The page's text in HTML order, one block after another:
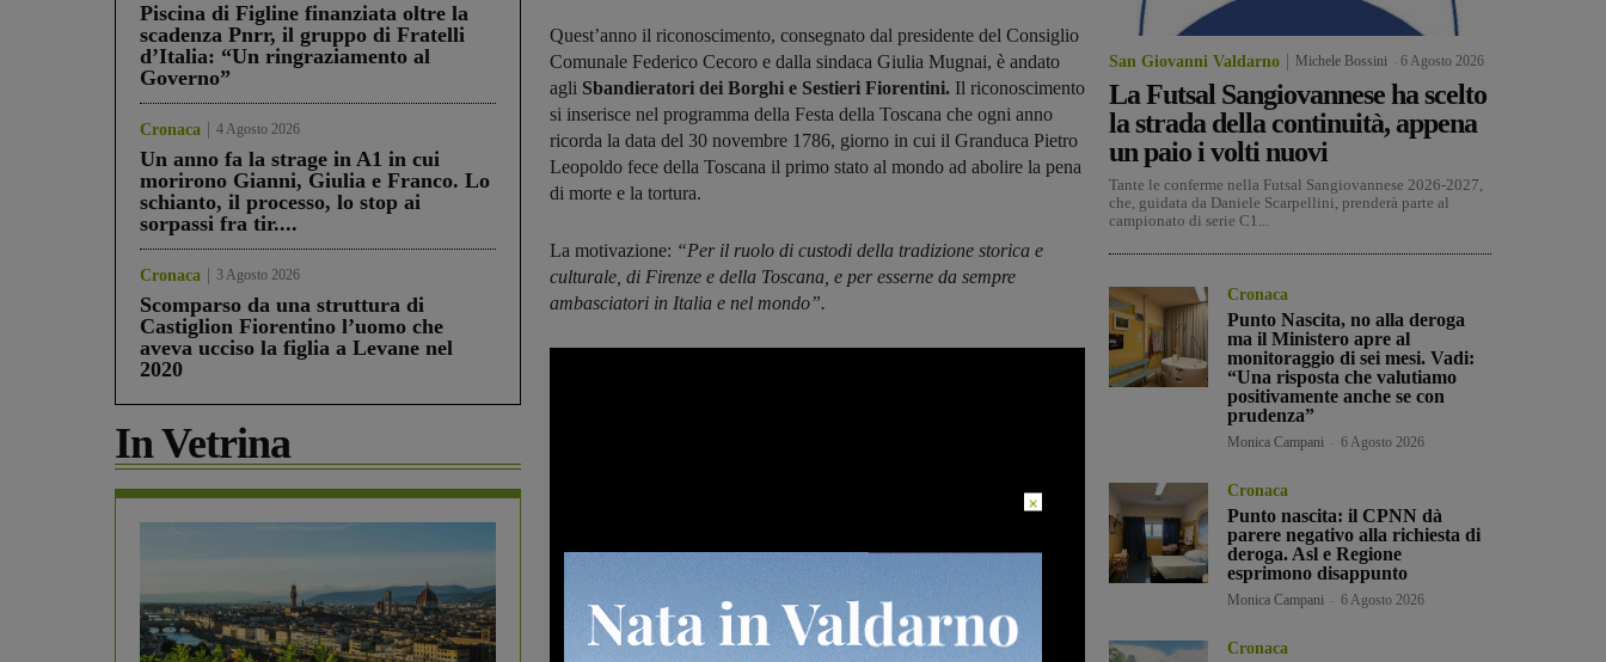
Piscina di Figline finanziata oltre la
scadenza Pnrr, il gruppo di Fratelli
d’Italia: “Un ringraziamento al
Governo”
Cronaca 4 Agosto 2026
Un anno fa la strage in A1 in cui
morirono Gianni, Giulia e Franco. Lo
schianto, il processo, lo stop ai
sorpassi fra tir....
Cronaca 3 Agosto 2026
Scomparso da una struttura di
Castiglion Fiorentino l’uomo che
aveva ucciso la figlia a Levane nel
2020
In Vetrina
Quest’anno il riconoscimento, consegnato dal presidente del Consiglio
Comunale Federico Cecoro e dalla sindaca Giulia Mugnai, è andato
agli Sbandieratori dei Borghi e Sestieri Fiorentini. Il riconoscimento
si inserisce nel programma della Festa della Toscana che ogni anno
ricorda la data del 30 novembre 1786, giorno in cui il Granduca Pietro
Leopoldo fece della Toscana il primo stato al mondo ad abolire la pena
di morte e la tortura.
La motivazione: “Per il ruolo di custodi della tradizione storica e
culturale, di Firenze e della Toscana, e per esserne da sempre
ambasciatori in Italia e nel mondo”.
San Giovanni Valdarno Michele Bossini 6 Agosto 2026
La Futsal Sangiovannese ha scelto
la strada della continuità, appena
un paio i volti nuovi
Tante le conferme nella Futsal Sangiovannese 2026-2027,
che, guidata da Daniele Scarpellini, prenderà parte al
campionato di serie C1...
Cronaca
Punto Nascita, no alla deroga
ma il Ministero apre al
monitoraggio di sei mesi. Vadi:
“Una risposta che valutiamo
positivamente anche se con
prudenza”
Monica Campani 6 Agosto 2026
Cronaca
Punto nascita: il CPNN dà
parere negativo alla richiesta di
deroga. Asl e Regione
esprimono disappunto
Monica Campani 6 Agosto 2026
Cronaca
×